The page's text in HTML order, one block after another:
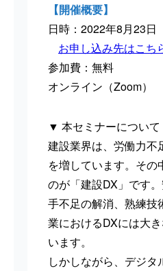
【開催概要】
日時：2022年8月23日
お申し込み先はこち
参加費：無料
オンライン（Zoom）
▼ 本セミナーについて
建設業界は、労働力不
を増しています。その
のが「建設DX」です
手不足の解消、熟練技
業におけるDXには大
います。
しかしながら、デジ